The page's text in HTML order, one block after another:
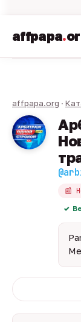
affpapa.
affpapa.org ·
📰